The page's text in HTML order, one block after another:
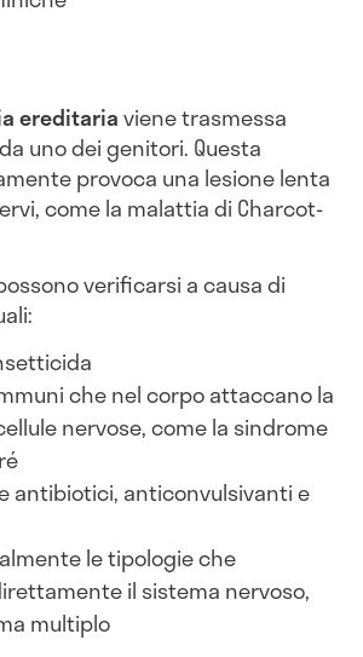
ereditariaviene trasmessa
uno dei genitori. Questa
provoca una lesione lenta
come la malattia di Charcot-
verificarsi a causa di
che nel corpo attaccano la
nervose, come la sindrome
antibiotici, anticonvulsivanti e
le tipologie che
il sistema nervoso,
multiplo